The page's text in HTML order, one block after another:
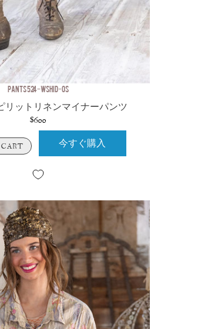
PANTS 524-WSHID-OS
リットリネンマイナーパンツ
$600
今すぐ購入